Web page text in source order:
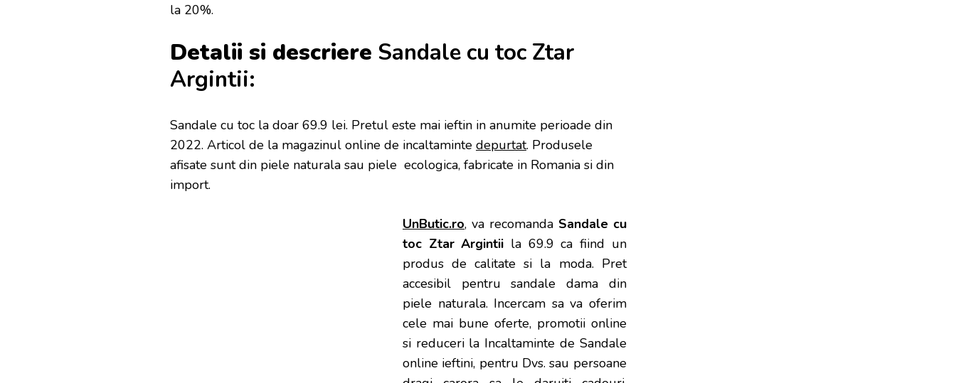
la 20%.
Detalii si descriere Sandale cu toc Ztar
Argintii:
Sandale cu toc la doar 69.9 lei. Pretul este mai ieftin in anumite perioade din
2022. Articol de la magazinul online de incaltaminte depurtat. Produsele
afisate sunt din piele naturala sau piele ecologica, fabricate in Romania si din
import.
UnButic.ro, va recomanda Sandale cu
toc Ztar Argintii la 69.9 ca fiind un
produs de calitate si la moda. Pret
accesibil pentru sandale dama din
piele naturala. Incercam sa va oferim
cele mai bune oferte, promotii online
si reduceri la Incaltaminte de Sandale
online ieftini, pentru Dvs. sau persoane